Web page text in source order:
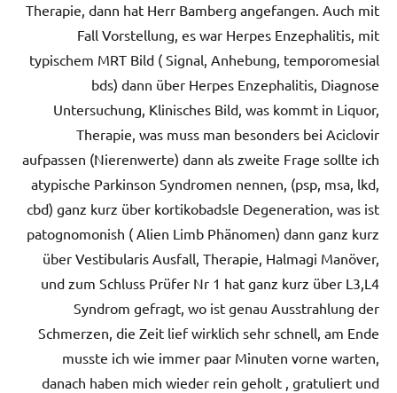
Therapie, dann hat Herr Bamberg angefangen. Auch mit
Fall Vorstellung, es war Herpes Enzephalitis, mit
typischem MRT Bild ( Signal, Anhebung, temporomesial
bds) dann über Herpes Enzephalitis, Diagnose
Untersuchung, Klinisches Bild, was kommt in Liquor,
Therapie, was muss man besonders bei Aciclovir
aufpassen (Nierenwerte) dann als zweite Frage sollte ich
atypische Parkinson Syndromen nennen, (psp, msa, lkd,
cbd) ganz kurz über kortikobadsle Degeneration, was ist
patognomonish ( Alien Limb Phänomen) dann ganz kurz
über Vestibularis Ausfall, Therapie, Halmagi Manöver,
und zum Schluss Prüfer Nr 1 hat ganz kurz über L3,L4
Syndrom gefragt, wo ist genau Ausstrahlung der
Schmerzen, die Zeit lief wirklich sehr schnell, am Ende
musste ich wie immer paar Minuten vorne warten,
danach haben mich wieder rein geholt , gratuliert und